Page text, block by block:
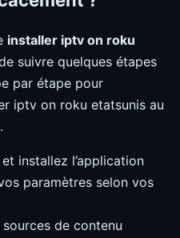
installer iptv on roku
suivre quelques étapes
par étape pour
iptv on roku etatsunis au
installez l’application
paramètres selon vos
de contenu